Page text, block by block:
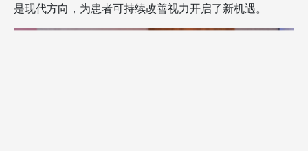
是现代方向，为患者可持续改善视力开启了新机遇。